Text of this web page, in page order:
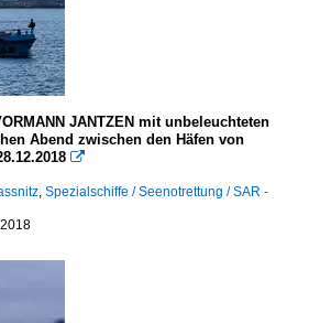
JANTZEN mit unbeleuchteten
Abend zwischen den Häfen von

, Spezialschiffe / Seenotrettung / SAR -